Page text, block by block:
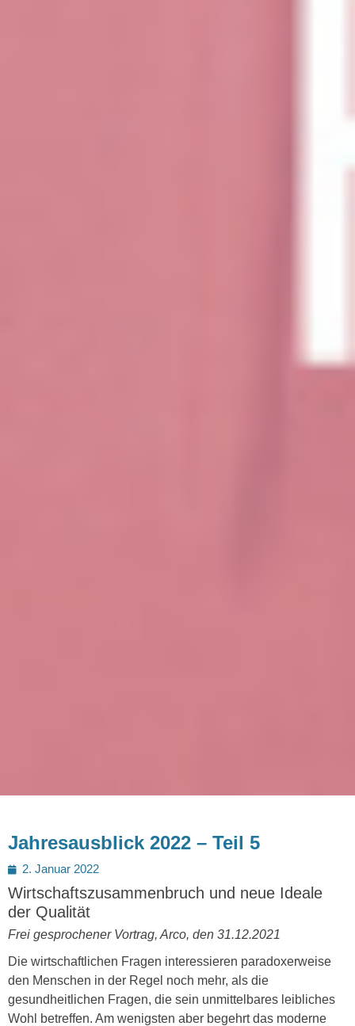
Jahresausblick 2022 – Teil 5
Posted
on
2. Januar 2022
Wirtschaftszusammenbruch und neue Ideale
der Qualität
Frei gesprochener Vortrag, Arco, den 31.12.2021
Die wirtschaftlichen Fragen interessieren paradoxerweise
den Menschen in der Regel noch mehr, als die
gesundheitlichen Fragen, die sein unmittelbares leibliches
Wohl betreffen. Am wenigsten aber begehrt das moderne